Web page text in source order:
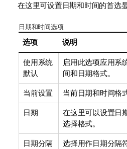
在这里可设置日期和时间的首选显
日期和时间选项
选项 说明
使用系统
默认
启用此选项应用系
间和日期格式。
当前设置 当前日期和时间格
日期
在这里可以设置日
选择格式。
日期分隔
选择用作日期分隔